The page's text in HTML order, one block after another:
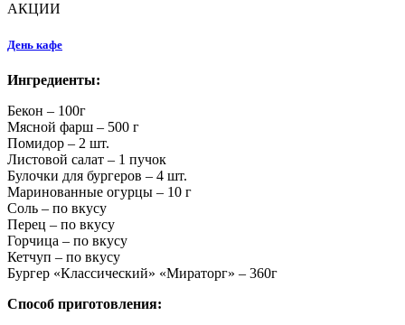
АКЦИИ
День кафе
Ингредиенты:
Бекон – 100г
Мясной фарш – 500 г
Помидор – 2 шт.
Листовой салат – 1 пучок
Булочки для бургеров – 4 шт.
Маринованные огурцы – 10 г
Соль – по вкусу
Перец – по вкусу
Горчица – по вкусу
Кетчуп – по вкусу
Бургер «Классический» «Мираторг» – 360г
Способ приготовления: